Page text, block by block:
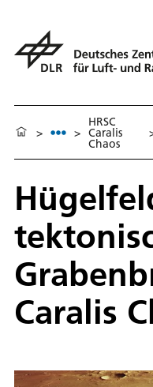
> >
HRSC
Caralis
Chaos
Caralis